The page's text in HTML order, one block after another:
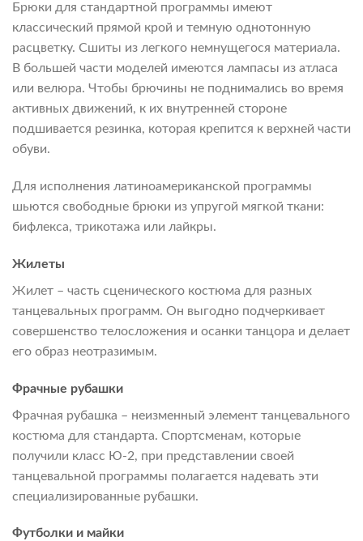
Брюки для стандартной программы имеют
классический прямой крой и темную однотонную
расцветку. Сшиты из легкого немнущегося материала.
В большей части моделей имеются лампасы из атласа
или велюра. Чтобы брючины не поднимались во время
активных движений, к их внутренней стороне
подшивается резинка, которая крепится к верхней части
обуви.
Для исполнения латиноамериканской программы
шьются свободные брюки из упругой мягкой ткани:
бифлекса, трикотажа или лайкры.
Жилеты
Жилет – часть сценического костюма для разных
танцевальных программ. Он выгодно подчеркивает
совершенство телосложения и осанки танцора и делает
его образ неотразимым.
Фрачные рубашки
Фрачная рубашка – неизменный элемент танцевального
костюма для стандарта. Спортсменам, которые
получили класс Ю-2, при представлении своей
танцевальной программы полагается надевать эти
специализированные рубашки.
Футболки и майки